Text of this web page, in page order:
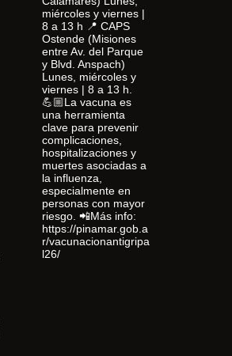
miércoles y viernes |
8 a 13 h 📍 CAPS
Ostende (Misiones
entre Av. del Parque
y Blvd. Anspach)
Lunes, miércoles y
viernes | 8 a 13 h.
💪🏼La vacuna es
una herramienta
clave para prevenir
complicaciones,
hospitalizaciones y
muertes asociadas a
la influenza,
especialmente en
personas con mayor
riesgo. 📲Más info:
https://pinamar.gob.a
r/vacunacionantigripa
l26/